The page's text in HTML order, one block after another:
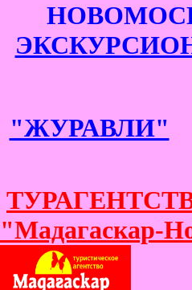
"ЖУРАВЛИ"
"Мадагаскар-